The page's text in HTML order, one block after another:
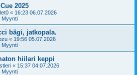
2025
« 16:23 06.07.2026
Myynti
bägi, jatkopala.
« 19:56 05.07.2026
Myynti
hiilari keppi
« 15:37 04.07.2026
Myynti